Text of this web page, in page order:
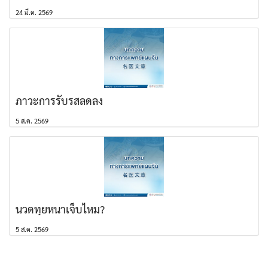
24 มี.ค. 2569
ภาวะการรับรสลดลง
5 ส.ค. 2569
นวดทุยหนาเจ็บไหม?
5 ส.ค. 2569